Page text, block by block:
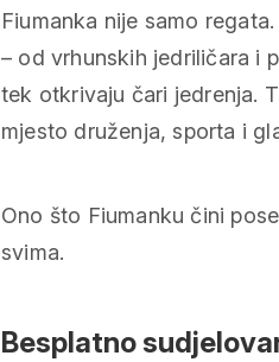
Fiumanka nije samo
– od vrhunskih jedriličara i
tek otkrivaju čari jedrenja.
mjesto druženja, sporta i
Ono što Fiumanku čini
svima.
Besplatno